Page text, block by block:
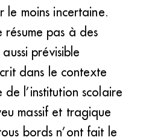
le moins incertaine.
résume pas à des
prévisible
dans le contexte
de l’institution scolaire
massif et tragique
bords n’ont fait le